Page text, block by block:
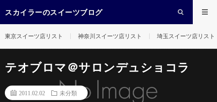
スカイラーのスイーツブログ
東京スイーツ店リスト 神奈川スイーツ店リスト 埼玉スイーツ店リスト
テオブロマ＠サロンデュショコラ
2011.02.02 未分類